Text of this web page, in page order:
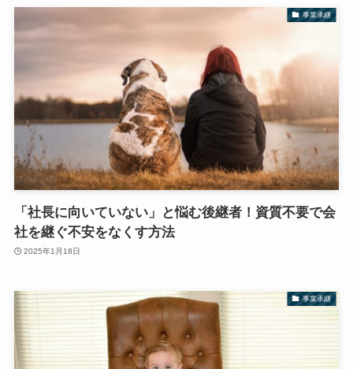
事業承継
「社長に向いていない」と悩む後継者！資質不要で会
社を継ぐ不安をなくす方法
2025年1月18日
事業承継